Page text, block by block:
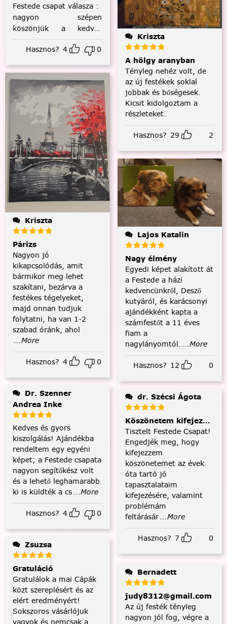
Festede csapat válasza :
nagyon szépen
köszönjük a kedves
visszajelzést! :)
Hasznos? 4 0
Kriszta
Párizs
Nagyon jó
kikapcsolódás, amit
bármikor meg lehet
szakítani, bezárva a
festékes tégelyeket,
majd onnan tudjuk
folytatni, ha van 1-2
szabad óránk, ahol
...More
Hasznos? 4 0
Andrea Inke
Kedves és gyors
kiszolgálás! Ajándékba
rendeltem egy egyéni
képet; a Festede csapata
nagyon segítőkész volt
és a lehető leghamarabb
ki is küldték a cs...More
Hasznos? 4 0
Zsuzsa
Gratuláció
Gratulálok a mai Cápák
közt szereplésért és az
elért eredményért!
Sokszoros vásárlójuk
vagyok és nemcsak a
Kriszta
A hölgy aranyban
Tényleg nehéz volt, de
az új festékek soklal
jobbak és bőségesek.
Kicsit kidolgoztam a
részleteket.
Hasznos? 29 2
Lajos Katalin
Nagy élmény
Egyedi képet alakított át
a Festede a házi
kedvencünkről, Desző
kutyáról, és karácsonyi
ajándékként kapta a
számfestőt a 11 éves
fiam a
nagylányomtól. ...More
Hasznos? 12 0
dr. Szécsi Ágota
Köszönetem kifejezése
Tisztelt Festede Csapat!
Engedjék meg, hogy
kifejezzem
köszönetemet az évek
óta tartó jó
tapasztalataim
kifejezésére, valamint
problémám
feltárásár...More
Hasznos? 7 0
Bernadett
judy8312@gmail.com
Az új festék tényleg
nagyon jól fog, végre a